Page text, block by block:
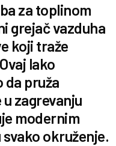
za toplinom
grejačvazduha
koji traže
lako
da pruža
zagrevanju
modernim
okruženje.